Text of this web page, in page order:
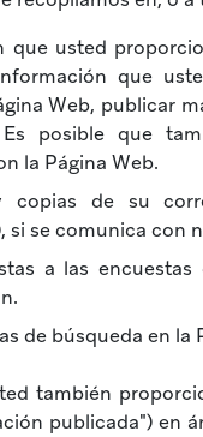
que usted
que
Web, publicar
posible que
la Página Web.
copias de su
si se comunica con
a las
de búsqueda en la
también
publicada") en